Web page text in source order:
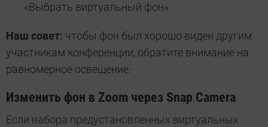
«Выбрать виртуальный фон».
Наш совет: чтобы фон был хорошо виден другим
участникам конференции, обратите внимание на
равномерное освещение.
Изменить фон в Zoom через Snap Camera
Если набора предустановленных виртуальных